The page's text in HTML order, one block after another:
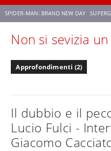
SPIDER-MAN: BRAND NEW DAY
FRANCO RICCIARDIELLO ZENDAYA
Non si sevizia
Approfondimenti (2)
Il dubbio e il
Lucio Fulci -
Giacomo